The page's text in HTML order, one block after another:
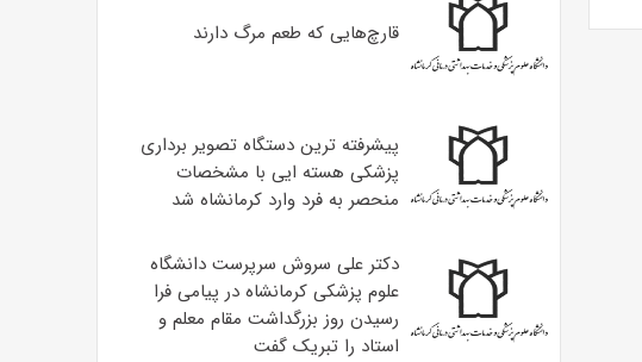
قارچ‌هایی که طعم مرگ دارند
پیشرفته ترین دستگاه تصویر برداری
پزشکی هسته ایی با مشخصات
منحصر به فرد وارد کرمانشاه شد
دکتر علی سروش سرپرست دانشگاه
علوم پزشکی کرمانشاه در پیامی فرا
رسیدن روز بزرگداشت مقام معلم و
استاد را تبریک گفت